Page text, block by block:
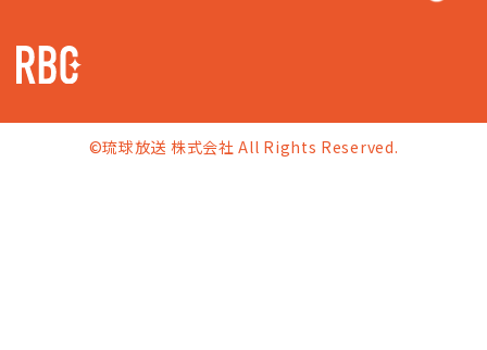
©琉球放送 株式会社 All Rights Reserved.